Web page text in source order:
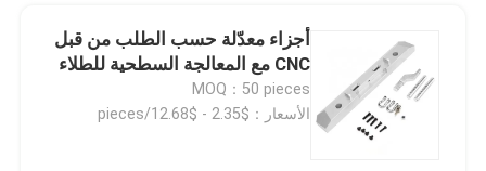
أجزاء معدّلة حسب الطلب من قبل
CNC مع المعالجة السطحية للطلاء
MOQ：50 pieces
الأسعار：$2.35 - $12.68/pieces